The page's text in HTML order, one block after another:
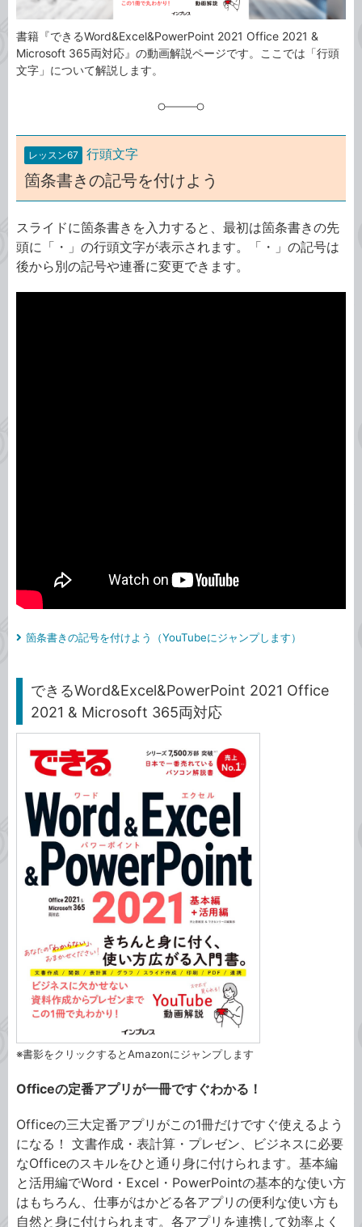
書籍『できるWord&Excel&PowerPoint 2021 Office 2021 &
Microsoft 365両対応』の動画解説ページです。ここでは「行頭
文字」について解説します。
レッスン67 行頭文字
箇条書きの記号を付けよう
スライドに箇条書きを入力すると、最初は箇条書きの先
頭に「・」の行頭文字が表示されます。「・」の記号は
後から別の記号や連番に変更できます。
箇条書きの記号を付けよう（YouTubeにジャンプします）
できるWord&Excel&PowerPoint 2021 Office
2021 & Microsoft 365両対応
※書影をクリックするとAmazonにジャンプします
Officeの定番アプリが一冊ですぐわかる！
Officeの三大定番アプリがこの1冊だけですぐ使えるよう
になる！ 文書作成・表計算・プレゼン、ビジネスに必要
なOfficeのスキルをひと通り身に付けられます。基本編
と活用編でWord・Excel・PowerPointの基本的な使い方
はもちろん、仕事がはかどる各アプリの便利な使い方も
自然と身に付けられます。各アプリを連携して効率よく